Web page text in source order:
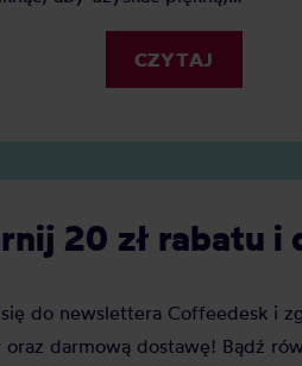
pianę, która
ozdobi Twoją ulubioną
na swoją kawową
CZYTAJ
20 zł rabatu
do newslettera Coffeedesk i
oraz darmową dostawę! Bądź